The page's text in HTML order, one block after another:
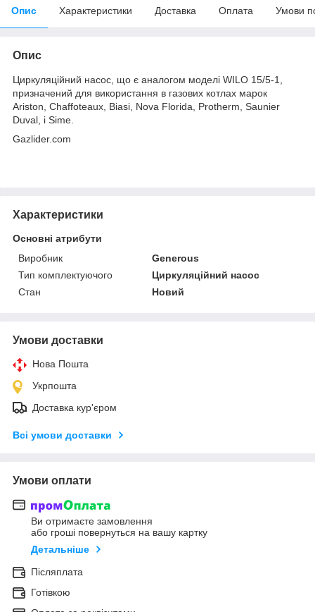
Опис Характеристики Доставка Оплата Умови
Опис
Циркуляційний насос, що є аналогом моделі WILO 15/5-1,
призначений для використання в газових котлах марок
Ariston, Chaffoteaux, Biasi, Nova Florida, Protherm, Saunier
Duval, і Sime.
Gazlider.com
Характеристики
Основні атрибути
Виробник
Generous
Тип комплектуючого
Циркуляційний насос
Стан
Новий
Умови доставки
Нова Пошта
Укрпошта
Доставка кур'єром
Всі умови доставки
Умови оплати
Ви отримаєте замовлення
або гроші повернуться на вашу картку
Детальніше
Післяплата
Готівкою